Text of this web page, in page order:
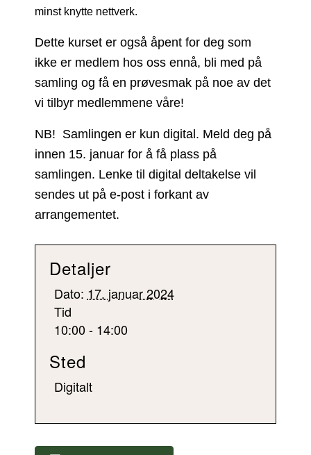
minst knytte nettverk.
Dette kurset er også åpent for deg som
ikke er medlem hos oss ennå, bli med på
samling og få en prøvesmak på noe av det
vi tilbyr medlemmene våre!
NB! Samlingen er kun digital. Meld deg på
innen 15. januar for å få plass på
samlingen. Lenke til digital deltakelse vil
sendes ut på e-post i forkant av
arrangementet.
Detaljer
Dato: 17. januar 2024
Tid
10:00 - 14:00
Sted
Digitalt